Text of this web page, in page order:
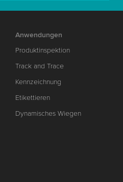
Anwendungen
Produktinspektion
Track and Trace
Kennzeichnung
Etikettieren
Dynamisches Wiegen